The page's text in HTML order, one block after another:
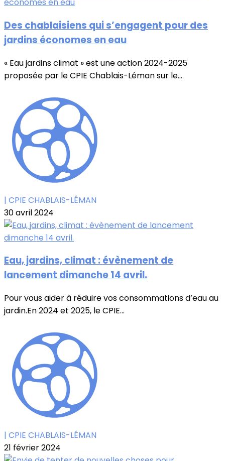
Des chablaisiens qui s’engagent pour des
jardins économes en eau
« Eau jardins climat » est une action 2024-2025
proposée par le CPIE Chablais-Léman sur le...
| CPIE CHABLAIS-LÉMAN
30 avril 2024
Eau, jardins, climat : évènement de
lancement dimanche 14 avril.
Pour vous aider à réduire vos consommations d’eau au
jardin.En 2024 et 2025, le CPIE...
| CPIE CHABLAIS-LÉMAN
21 février 2024